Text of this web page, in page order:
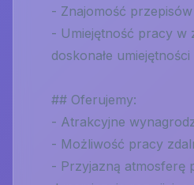
- Znajomość
- Umiejętność pracy w
doskonałe
## Oferujemy:
- Atrakcyjne
- Możliwość pracy
- Przyjazną atmosferę